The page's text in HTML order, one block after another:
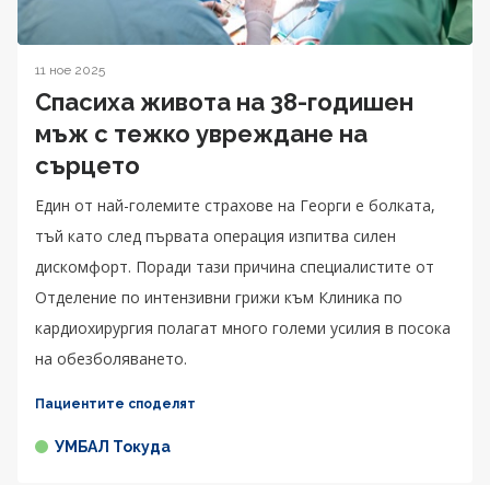
11 ное 2025
Спасиха живота на 38-годишен
мъж с тежко увреждане на
сърцето
Един от най-големите страхове на Георги е болката,
тъй като след първата операция изпитва силен
дискомфорт. Поради тази причина специалистите от
Отделение по интензивни грижи към Клиника по
кардиохирургия полагат много големи усилия в посока
на обезболяването.
Пациентите споделят
УМБАЛ Токуда